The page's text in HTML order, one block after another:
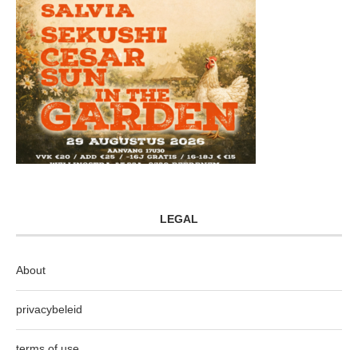
LEGAL
About
privacybeleid